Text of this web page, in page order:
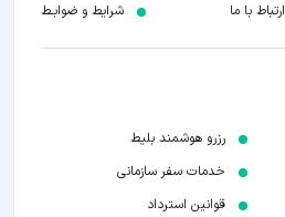
ارتباط با ما شرایط و ضوابـط
رزرو هوشمند بلیط
خدمات سفر سازمانی
قوانین استرداد